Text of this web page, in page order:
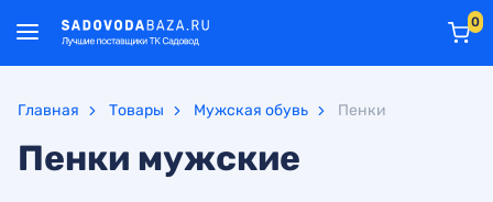
0
Главная Товары Мужская обувь Пенки
Пенки мужские